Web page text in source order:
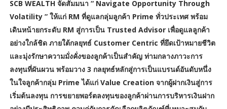
SCB WEALTH จัดสัมมนา “ Navigate Opportunity Through
Volatility ” ให้แก่ RM ที่ดูแลกลุ่มลูกค้า Prime ทั่วประเทศ พร้อม
เดินหน้ายกระดับ RM สู่การเป็น Trusted Advisor เพื่อดูแลลูกค้า
อย่างใกล้ชิด ภายใต้กลยุทธ์ Customer Centric ที่ยึดเป้าหมายชีวิต
และมุ่งรักษาความมั่งคั่งของลูกค้าเป็นสำคัญ ท่ามกลางภาวะการ
ลงทุนที่ผันผวน พร้อมวาง 3 กลยุทธ์หลักสู่การเป็นแบรนด์อันดับหนึ่ง
ในใจลูกค้ากลุ่ม Prime ได้แก่ Value Creation จากผู้ฝากเงินสู่การ
เริ่มต้นลงทุน การขยายพอร์ตลงทุนของลูกค้าผ่านการบริหารเงินฝาก